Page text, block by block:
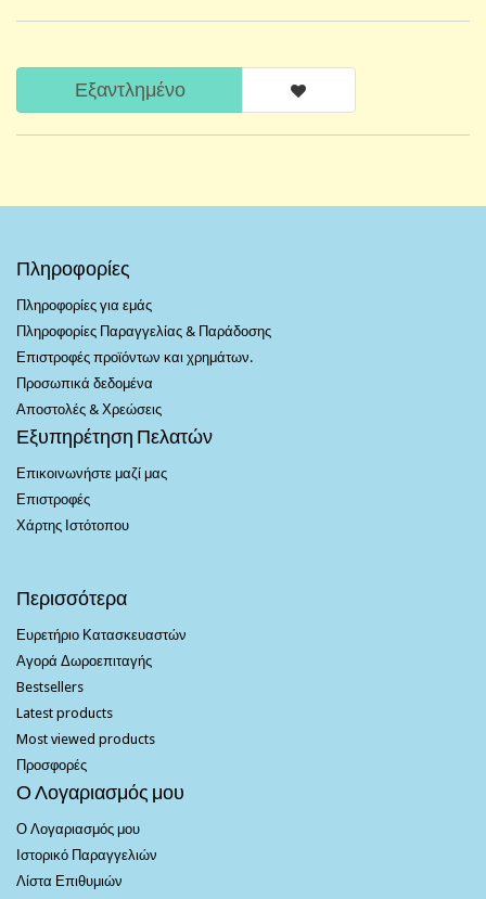
Εξαντλημένο
Πληροφορίες
Πληροφορίες για εμάς
Πληροφορίες Παραγγελίας & Παράδοσης
Επιστροφές προϊόντων και χρημάτων.
Προσωπικά δεδομένα
Αποστολές & Χρεώσεις
Εξυπηρέτηση Πελατών
Επικοινωνήστε μαζί μας
Επιστροφές
Χάρτης Ιστότοπου
Περισσότερα
Ευρετήριο Κατασκευαστών
Αγορά Δωροεπιταγής
Bestsellers
Latest products
Most viewed products
Προσφορές
Ο Λογαριασμός μου
Ο Λογαριασμός μου
Ιστορικό Παραγγελιών
Λίστα Επιθυμιών